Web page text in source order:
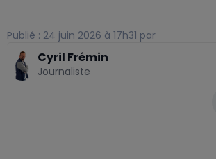
Publié : 24 juin 2026 à 17h31 par
Cyril Frémin
Journaliste